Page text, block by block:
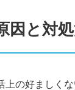
因と対
上の好ましく